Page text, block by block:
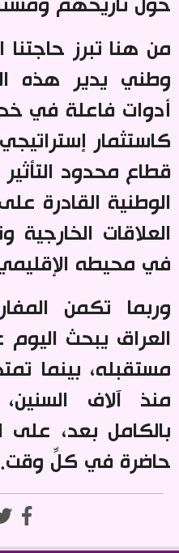
من هنا تبرز
وطني يدير هذه
أدوات فاعلة في
كاستثمار
قطاع محدود
الوطنية القادرة
العلاقات
في محيطه
وربما تكمن
العراق يبحث
مستقبله، بينما
منذ آلاف
بالكامل بعد،
حاضرة في كلِّ وقت.